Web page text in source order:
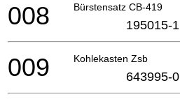
Bürstensatz CB-419
008 195015-1
Kohlekasten Zsb
009 643995-0